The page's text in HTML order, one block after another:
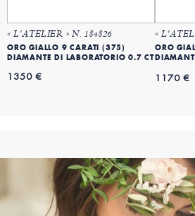
« L'ATELIER » N. 184826
ORO GIALLO 9 CARATI (375)
DIAMANTE DI LABORATORIO 0.7 CT
1350 €
«
ORO
1170 €